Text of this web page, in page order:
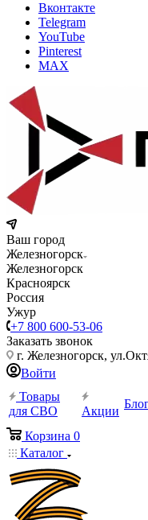
Вконтакте
Telegram
YouTube
Pinterest
MAX
Ваш город
Железногорск
Железногорск
Красноярск
Россия
Ужур
+7 800 600-53-06
Заказать звонок
г. Железногорск,
Войти
Товары
для СВО
Акции
Корзина 0
Каталог